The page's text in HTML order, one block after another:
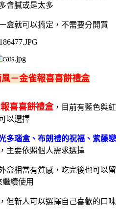
會膩或是太多
盒就可以搞定，不需要分開買
－金雀報喜喜餅禮盒
喜喜餅禮盒，目前有藍色與紅
以選擇
多瑙盒、布朗禮的祝福、紫藤戀
主要依照個人需求選擇
盒相當有質感，吃完後也可以留
繼續使用
但新人可以選擇自己喜歡的口味